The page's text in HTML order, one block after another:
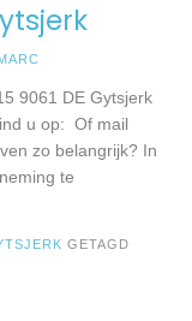
9061 DE Gytsjerk
u op: Of mail
zo belangrijk? In
te
GETAGD